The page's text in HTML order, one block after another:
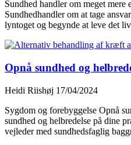
Sundhed handler om meget mere
Sundhedhandler om at tage
lyntoget og begynde at leve det
Opnå sundhed og
Heidi Riishøj 17/04/2024
Sygdom og forebyggelse Opnå
sundhed og helbredelse på dine
vejleder med sundhedsfaglig